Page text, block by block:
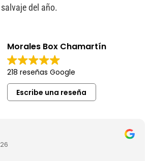
del año.
Morales Box Chamartín
218 reseñas Google
Escribe una reseña